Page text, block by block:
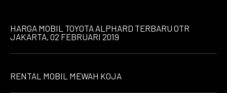
HARGA MOBIL TOYOTA ALPHARD TERBARU OTR
JAKARTA, 02 FEBRUARI 2019
RENTAL MOBIL MEWAH KOJA